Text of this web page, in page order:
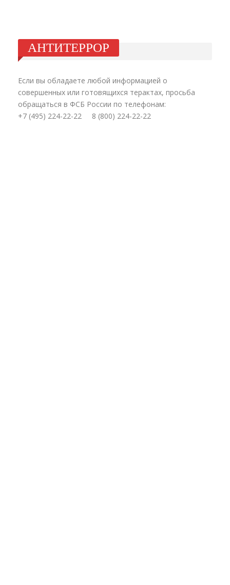
АНТИТЕРРОР
Если вы обладаете любой информацией о
совершенных или готовящихся терактах, просьба
обращаться в ФСБ России по телефонам:
+7 (495) 224-22-22 8 (800) 224-22-22